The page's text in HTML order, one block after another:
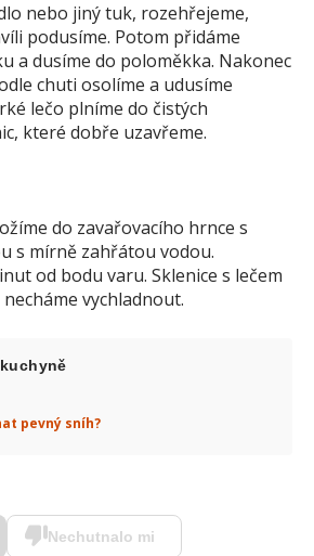
nebo jiný tuk, rozehřejeme,
podusíme. Potom přidáme
a dusíme do poloměkka. Nakonec
chuti osolíme a udusíme
lečo plníme do čistých
které dobře uzavřeme.
do zavařovacího hrnce s
s mírně zahřátou vodou.
od bodu varu. Sklenice s lečem
vychladnout.
pevný sníh?
Nechutnalo mi